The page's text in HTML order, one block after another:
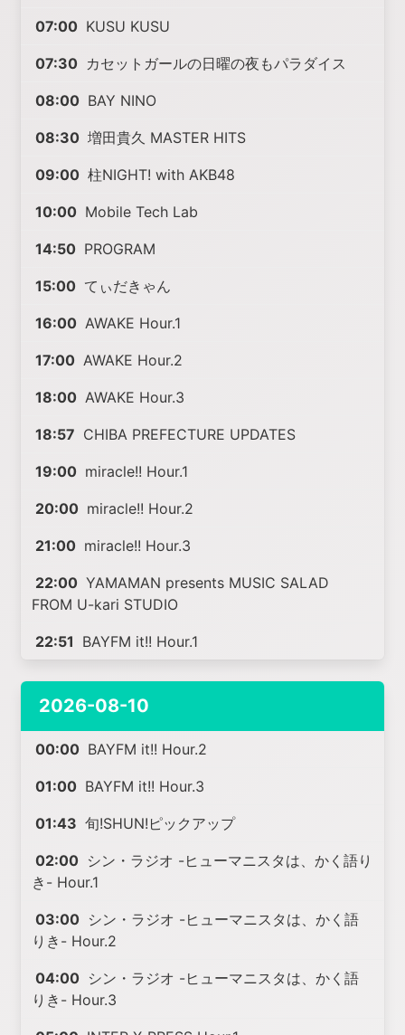
07:00 KUSU KUSU
07:30 カセットガールの日曜の夜もパラダイス
08:00 BAY NINO
08:30 増田貴久 MASTER HITS
09:00 柱NIGHT! with AKB48
10:00 Mobile Tech Lab
14:50 PROGRAM
15:00 てぃだきゃん
16:00 AWAKE Hour.1
17:00 AWAKE Hour.2
18:00 AWAKE Hour.3
18:57 CHIBA PREFECTURE UPDATES
19:00 miracle!! Hour.1
20:00 miracle!! Hour.2
21:00 miracle!! Hour.3
22:00 YAMAMAN presents MUSIC SALAD
FROM U-kari STUDIO
22:51 BAYFM it!! Hour.1
2026-08-10
00:00 BAYFM it!! Hour.2
01:00 BAYFM it!! Hour.3
01:43 旬!SHUN!ピックアップ
02:00 シン・ラジオ -ヒューマニスタは、かく語り
き- Hour.1
03:00 シン・ラジオ -ヒューマニスタは、かく語
りき- Hour.2
04:00 シン・ラジオ -ヒューマニスタは、かく語
りき- Hour.3